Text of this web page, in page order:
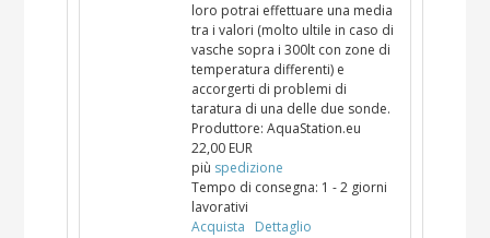
loro potrai effettuare una media
tra i valori (molto ultile in caso di
vasche sopra i 300lt con zone di
temperatura differenti) e
accorgerti di problemi di
taratura di una delle due sonde.
Produttore: AquaStation.eu
22,00 EUR
più spedizione
Tempo di consegna: 1 - 2 giorni
lavorativi
Acquista
Dettaglio